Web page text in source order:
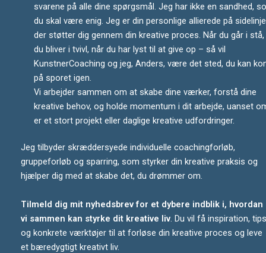
svarene på alle dine spørgsmål. Jeg har ikke en sandhed,
du skal være enig. Jeg er din personlige allierede på
der støtter dig gennem din kreative proces. Når du går i stå,
du bliver i tvivl, når du har lyst til at give op – så vil
KunstnerCoaching og jeg, Anders, være det sted, du kan
på sporet igen.
Vi arbejder sammen om at skabe dine værker, forstå dine
kreative behov, og holde momentum i dit arbejde, uanset
er et stort projekt eller daglige kreative udfordringer.
Jeg tilbyder skræddersyede individuelle coachingforløb,
gruppeforløb og sparring, som styrker din kreative praksis og
hjælper dig med at skabe det, du drømmer om.
Tilmeld dig mit nyhedsbrev for et dybere indblik i, hvordan
vi sammen kan styrke dit kreative liv. Du vil få inspiration, tips
og konkrete værktøjer til at forløse din kreative proces og leve
et bæredygtigt kreativt liv.